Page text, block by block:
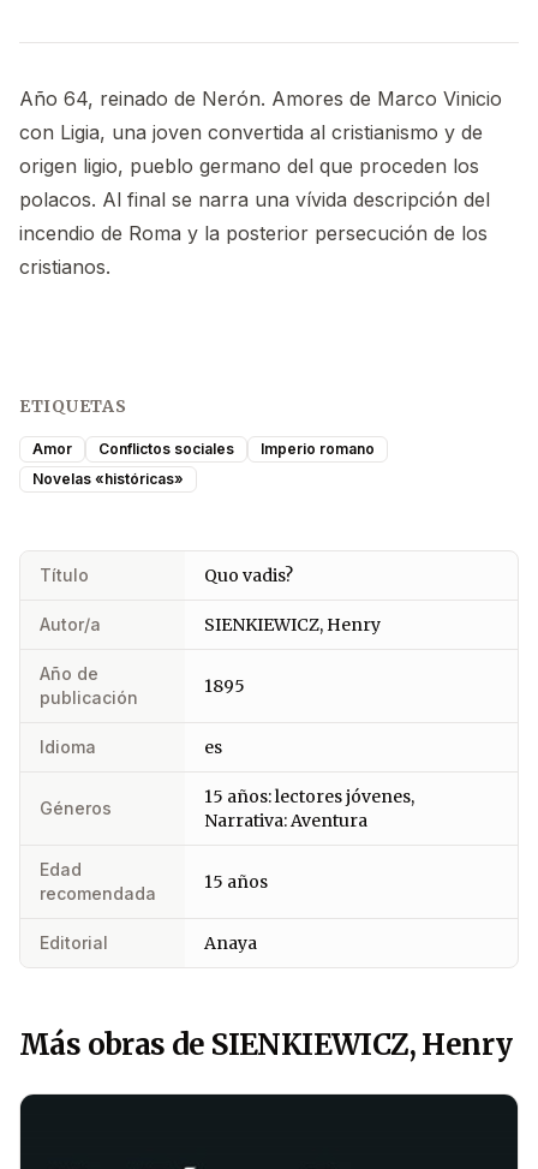
Año 64, reinado de Nerón. Amores de Marco Vinicio
con Ligia, una joven convertida al cristianismo y de
origen ligio, pueblo germano del que proceden los
polacos. Al final se narra una vívida descripción del
incendio de Roma y la posterior persecución de los
cristianos.
ETIQUETAS
Amor Conflictos sociales
Imperio romano
Novelas «históricas»
Título Quo vadis?
Autor/a SIENKIEWICZ, Henry
Año de
publicación
1895
Idioma es
Géneros
15 años: lectores jóvenes,
Narrativa: Aventura
Edad
recomendada
15 años
Editorial Anaya
Más obras de SIENKIEWICZ, Henry